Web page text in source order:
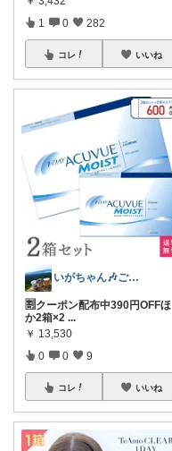
1 0 282
コレ いいね
いがちゃん🎶ご購入感謝です🎶
🈹クーポン配布中390円OFFほ
か2箱×2 ...
￥ 13,530
0 0 9
コレ いいね